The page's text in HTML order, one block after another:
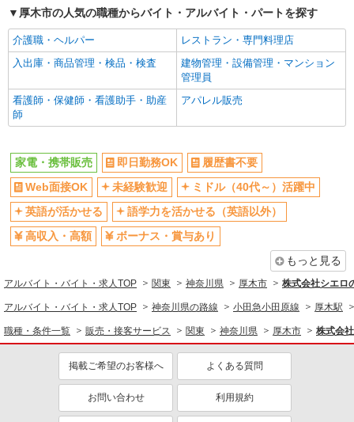
10時～勤務OK
髪型・髪色自由
ネイルOK
ピアスOK
駅直結・駅チカ
車通勤OK
交通費支給
社会保険あり
入社祝い金あり
各種手当（家族・役職・インセン
制服貸与
社員登用あり
同じ職種から求人を探す
販売・接客サービス
家電・携帯販売
日払い
車通勤OK
社会保険あり
厚木市の人気の職種からバイト・アルバイト・パートを探す
介護職・ヘルパー
レストラン・専門料理店
入出庫・商品管理・検品・検査
建物管理・設備管理・マンション
管理員
看護師・保健師・看護助手・助産
師
アパレル販売
家電・携帯販売 即日勤務OK
履歴書不要
Web面接OK
未経験歓迎
ミドル（40代～）活躍中
英語が活かせる
語学力を活かせる（英語以外）
高収入・高額
ボーナス・賞与あり
もっと見る
アルバイト・バイト・求人TOP 関東 神奈川県 厚木市 株式会社シエロ
アルバイト・バイト・求人TOP 神奈川県の路線 小田急小田原線 厚木駅
職種・条件一覧 販売・接客サービス 関東 神奈川県 厚木市 株式会
掲載ご希望のお客様へ よくある質問
お問い合わせ 利用規約